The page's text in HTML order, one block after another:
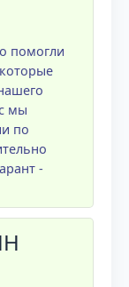
помогли
мы
по
-